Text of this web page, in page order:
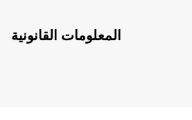
المعلومات القانونية